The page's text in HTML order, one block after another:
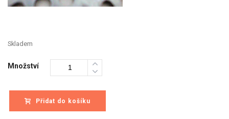
Skladem
Množství
Přidat do košíku